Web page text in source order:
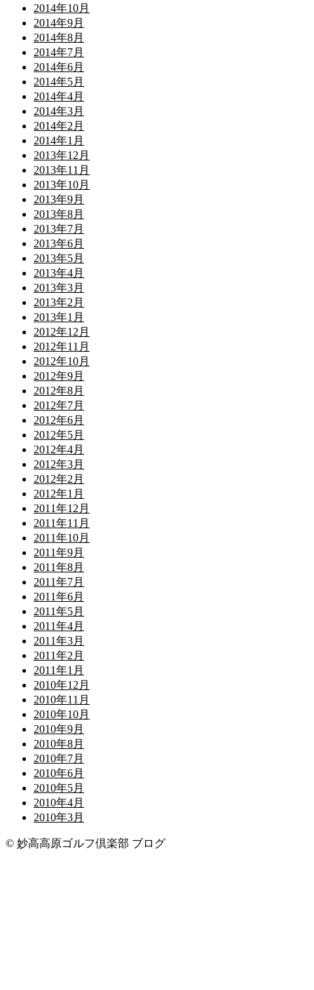
2014年10月
2014年9月
2014年8月
2014年7月
2014年6月
2014年5月
2014年4月
2014年3月
2014年2月
2014年1月
2013年12月
2013年11月
2013年10月
2013年9月
2013年8月
2013年7月
2013年6月
2013年5月
2013年4月
2013年3月
2013年2月
2013年1月
2012年12月
2012年11月
2012年10月
2012年9月
2012年8月
2012年7月
2012年6月
2012年5月
2012年4月
2012年3月
2012年2月
2012年1月
2011年12月
2011年11月
2011年10月
2011年9月
2011年8月
2011年7月
2011年6月
2011年5月
2011年4月
2011年3月
2011年2月
2011年1月
2010年12月
2010年11月
2010年10月
2010年9月
2010年8月
2010年7月
2010年6月
2010年5月
2010年4月
2010年3月
© 妙高高原ゴルフ倶楽部 ブログ